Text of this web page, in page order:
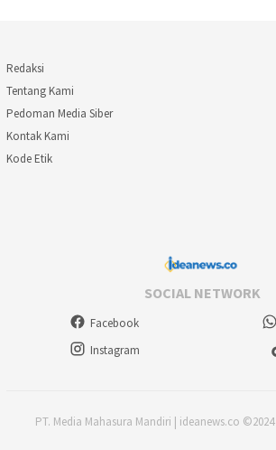
Redaksi
Tentang Kami
Pedoman Media Siber
Kontak Kami
Kode Etik
SOCIAL NETWORK
Facebook
Instagram
PT. Media Mahasura Mandiri | ideanews.co